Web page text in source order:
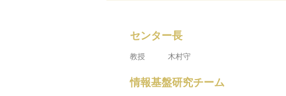
センター長
教授 木村守
情報基盤研究チーム